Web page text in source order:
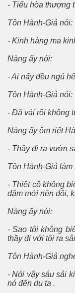
- Tiểu hòa thượng
Tôn Hành-Giả nói:
- Kinh hàng ma
Nàng ấy nói:
- Ai nấy đều ngủ
Tôn Hành-Giả nói:
- Ðã vái rồi không
Nàng ấy ôm riết
- Thầy đi ra vườn
Tôn Hành-Giả
- Thiệt cô không
đặm mới nên đôi,
Nàng ấy nói:
- Sao tôi không
thầy đi với tôi ra
Tôn Hành-Giả
- Nói vậy sáu sải
nó đến dụ ta .
Hồ Sơn